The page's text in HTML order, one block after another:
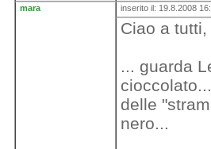
mara inserito il: 19.8.2008
Ciao a
... guarda
delle
nero...